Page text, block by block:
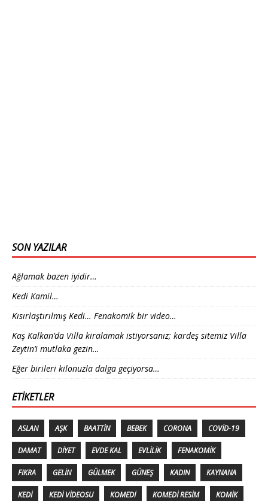
SON YAZILAR
Ağlamak bazen iyidir…
Kedi Kamil…
Kısırlaştırılmış Kedi… Fenakomik bir video…
Kaş Kalkan’da Villa kiralamak istiyorsanız; kardeş sitemiz Villa
Zeytin’i mutlaka gezin…
Eğer birileri kilonuzla dalga geçiyorsa…
ETIKETLER
ASLAN AŞK BAATTIN BEBEK CORONA COVID-19
DAMAT DIYET EVDE KAL EVLILIK FENAKOMIK
FIKRA GELIN GÜLMEK GÜNEŞ KADIN KAYNANA
KEDI KEDI VIDEOSU KOMEDI KOMEDI RESIM KOMIK